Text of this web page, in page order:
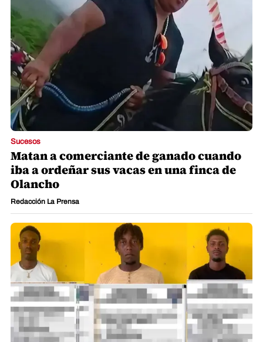
Sucesos
Matan a comerciante de ganado cuando
iba a ordeñar sus vacas en una finca de
Olancho
Redacción La Prensa